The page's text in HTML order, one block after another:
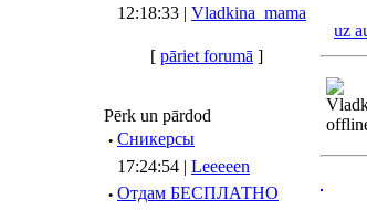
12:18:33 | Vladkina_mama
[ pāriet forumā ]
Pērk un pārdod
· Сникерсы
17:24:54 | Leeeeen
· Отдам БЕСПЛАТНО
uz